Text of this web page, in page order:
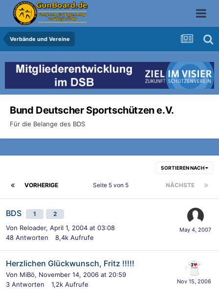
Verbände und Vereine
Bund Deutscher Sportschützen e.V.
Für die Belange des BDS
SORTIEREN NACH
VORHERIGE NÄCHSTE
Seite 5 von 5
BDS 1 2
Von Reloader, April 1, 2004 at 03:08
48 Antworten 8,4k Aufrufe
Herzlichen Glückwunsch, Fritz !!!!!
Von MiBö, November 14, 2006 at 20:59
3 Antworten 1,2k Aufrufe